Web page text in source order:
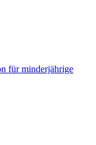
für minderjährige